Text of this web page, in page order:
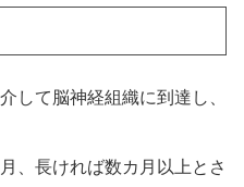
して脳神経組織に到達し、
、長ければ数カ月以上とさ